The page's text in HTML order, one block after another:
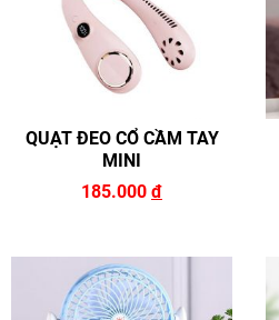
QUẠT ĐEO CỔ CẦM TAY
MINI
185.000 đ